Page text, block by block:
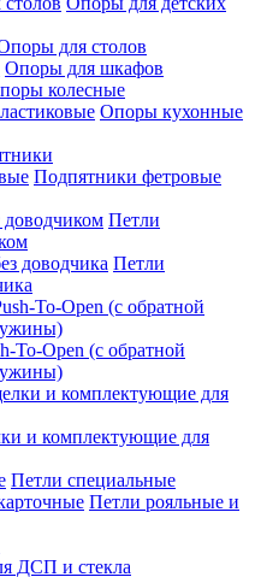
для столов
Опоры для шкафов
колесные
Опоры кухонные
Подпятники фетровые
Петли
Петли
To-Open (с обратной
и комплектующие для
Петли специальные
Петли рояльные и